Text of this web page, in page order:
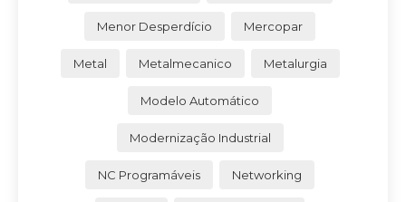
Menor Desperdício Mercopar
Metal Metalmecanico Metalurgia
Modelo Automático
Modernização Industrial
NC Programáveis Networking